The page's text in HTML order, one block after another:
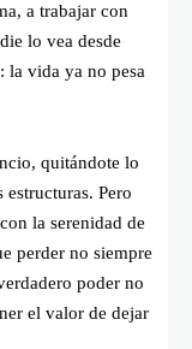
a trabajar con
lo vea desde
la vida ya no pesa
quitándote lo
Pero
la serenidad de
perder no siempre
poder no
el valor de dejar